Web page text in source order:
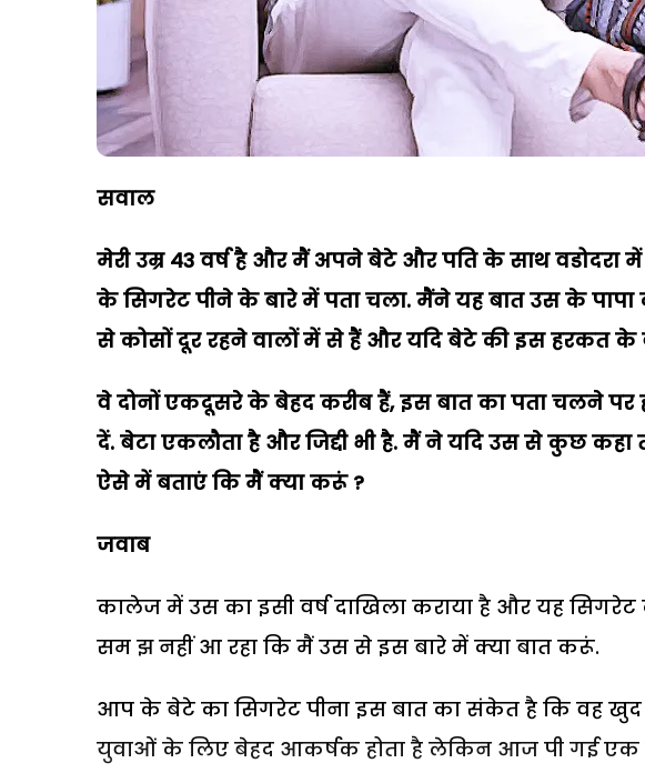
सवाल
मेरी उम्र 43 वर्ष है और मैं अपने बेटे और पति के साथ
के सिगरेट पीने के बारे में पता चला. मैंने यह बात उस के
से कोसों दूर रहने वालों में से हैं और यदि बेटे की इस हरकत के
वे दोनों एकदूसरे के बेहद करीब हैं, इस बात का पता चलने
दें. बेटा एकलौता है और जिद्दी भी है. मैं ने यदि उस से कुछ
ऐसे में बताएं कि मैं क्या करूं ?
जवाब
कालेज में उस का इसी वर्ष दाखिला कराया है और यह
सम झ नहीं आ रहा कि मैं उस से इस बारे में क्या बात करूं.
आप के बेटे का सिगरेट पीना इस बात का संकेत है कि वह खुद
युवाओं के लिए बेहद आकर्षक होता है लेकिन आज पी गई एक